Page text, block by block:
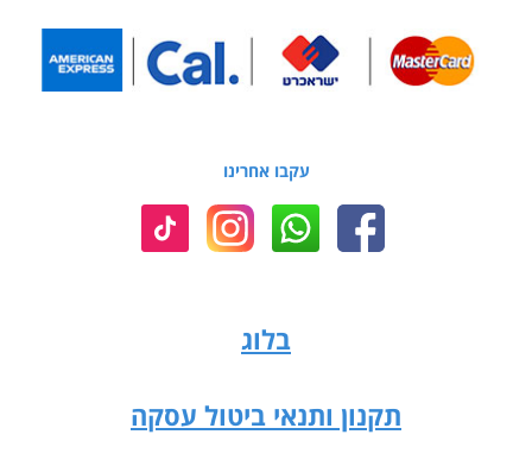
עקבו אחרינו
בלוג
תקנון ותנאי ביטול עסקה